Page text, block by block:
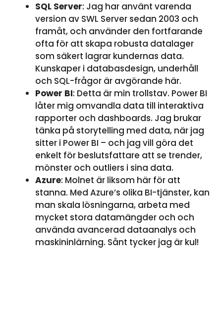
SQL Server: Jag har använt varenda
version av SWL Server sedan 2003 och
framåt, och använder den fortfarande
ofta för att skapa robusta datalager
som säkert lagrar kundernas data.
Kunskaper i databasdesign, underhåll
och SQL-frågor är avgörande här.
Power BI: Detta är min trollstav. Power BI
låter mig omvandla data till interaktiva
rapporter och dashboards. Jag brukar
tänka på storytelling med data, när jag
sitter i Power BI – och jag vill göra det
enkelt för beslutsfattare att se trender,
mönster och outliers i sina data.
Azure: Molnet är liksom här för att
stanna. Med Azure’s olika BI-tjänster, kan
man skala lösningarna, arbeta med
mycket stora datamängder och och
använda avancerad dataanalys och
maskininlärning. Sånt tycker jag är kul!